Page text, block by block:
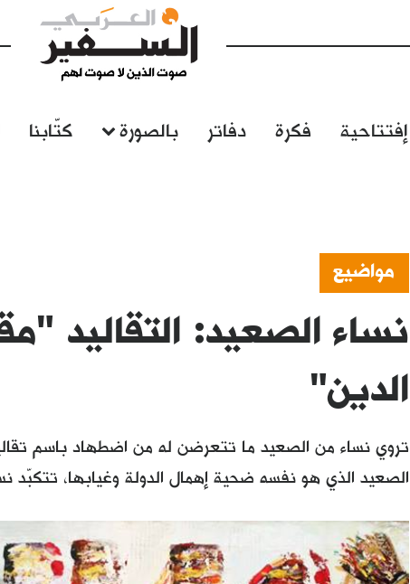
إفتتاحية فكرة دفاتر بالصورة كتّابنا
مواضيع
نساء الصعيد: التقاليد
الدين"
تروي نساء من الصعيد ما تتعرضن له من اضطهاد باسم
الصعيد الذي هو نفسه ضحية إهمال الدولة وغيابها، تتكبّد